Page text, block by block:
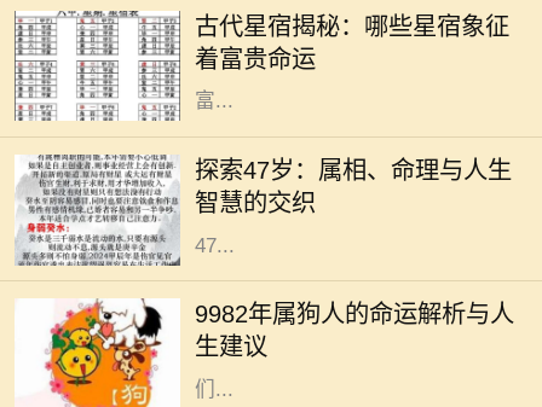
古代星宿揭秘：哪些星宿象征
着富贵命运
上的星星，更是古人用来预测人生轨
迹和命运起伏的工具。尤其是那些与
富...
探索47岁：属相、命理与人生
智慧的交织
在中国传统文化中，生肖和命理学是
深受人们关注的主题。它们不仅关系
到个人的性格与命运，还与人生的走
向息息相关。今天，我们将深入探讨
47...
9982年属狗人的命运解析与人
生建议
在中国传统文化中，生肖被认为与个
人的命运有着密切的关系。1982年属
狗的人，正如生肖所示，忠诚、聪慧
且责任心强。他们的性格特征使得他
们...
在中国传统文化中，生肖不仅仅是一